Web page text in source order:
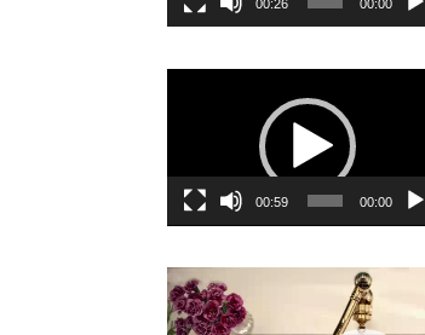
00:00
00:26
00:00
00:59